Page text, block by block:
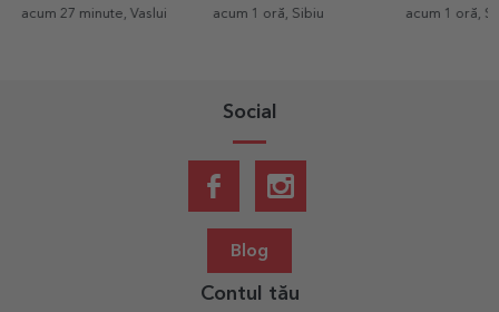
acum 1 oră, Sibiu acum 1 oră, Sibiu acum 1 oră,
Social
Blog
Contul tău